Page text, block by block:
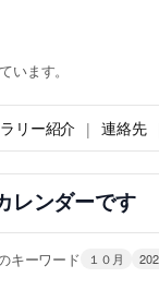
ます。
リー紹介 連絡先
レンダーです
キーワード １０月